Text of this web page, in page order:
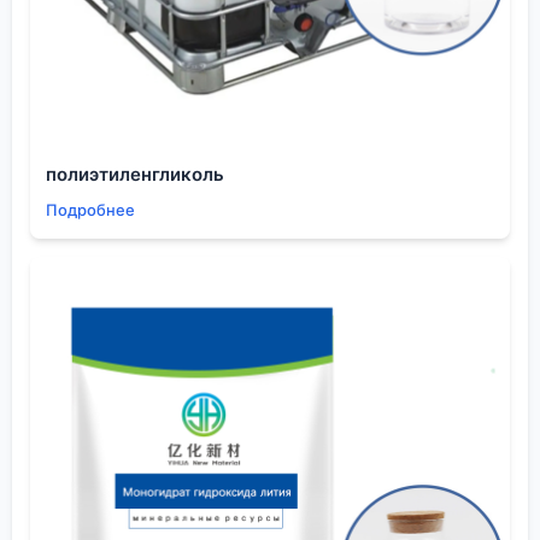
— можно вести процессы при повышенной
температуре, но без риска быстрого испарения.
Минус — отгонка требует больше энергии, и если в
системе есть термочувствительные компоненты,
(ЖК-дисплеев) как раз эта температура позволила
Плотность и вязкость. Они немного ниже, чем у
при нанесении методом распыления капли
получаются мельче, покрытие может быть более
равномерным. Но и текучесть выше — нужно
точно калибровать оборудование. Помню случай
на опытном производстве изоляционных
материалов, когда просто перелили состав на
полиэтиленгликоль
Подробнее